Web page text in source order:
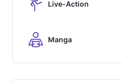
Live-Action
Manga